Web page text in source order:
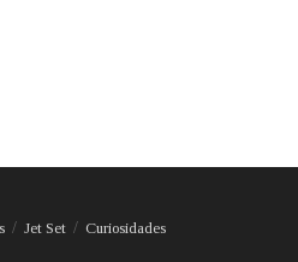
Jet Set Curiosidades